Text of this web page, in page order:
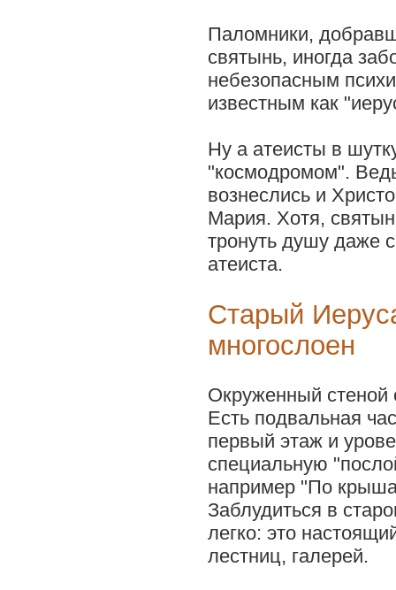
Паломники,
святынь, иногда
небезопасным
известным как
Ну а атеисты в
"космодромом".
вознеслись и
Мария. Хотя,
тронуть душу даже
атеиста.
Старый
многослоен
Окруженный стеной
Есть подвальная
первый этаж и
специальную
например "По
Заблудиться в
легко: это
лестниц, галерей.